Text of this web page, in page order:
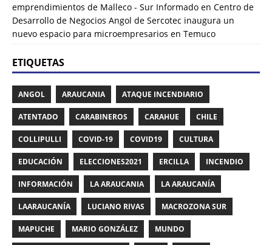
emprendimientos de Malleco - Sur Informado en Centro de
Desarrollo de Negocios Angol de Sercotec inaugura un
nuevo espacio para microempresarios en Temuco
ETIQUETAS
ANGOL ARAUCANIA ATAQUE INCENDIARIO
ATENTADO CARABINEROS CARAHUE CHILE
COLLIPULLI COVID-19 COVID19 CULTURA
EDUCACIÓN ELECCIONES2021 ERCILLA INCENDIO
INFORMACIÓN LA ARAUCANIA LA ARAUCANÍA
LAARAUCANÍA LUCIANO RIVAS MACROZONA SUR
MAPUCHE MARIO GONZÁLEZ MUNDO